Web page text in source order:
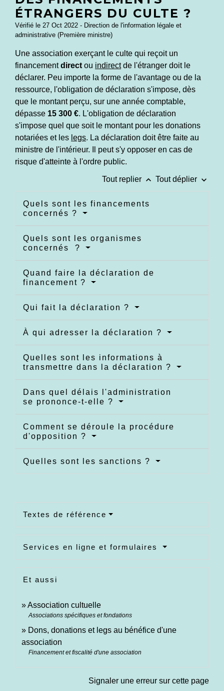
ÉTRANGERS DU CULTE ?
Vérifié le 27 Oct 2022 - Direction de l'information légale et
administrative (Première ministre)
Une association exerçant le culte qui reçoit un
financementdirect ou indirectde l'étranger doit le
déclarer. Peu importe la forme de l'avantage ou de la
ressource, l'obligation de déclaration s'impose, dès
que le montant perçu, sur une année comptable,
dépasse 15 300 €. L'obligation de déclaration
s'impose quel que soit le montant pour les donations
notariées et les legs. La déclaration doit être faite au
ministre de l'intérieur. Il peut s'y opposer en cas de
risque d'atteinte à l'ordre public.
Tout replier keyboard_arrow_up Tout déplier keyboard_arrow_down
Quels sont les financements
concernés ?
Quels sont les organismes
concernés ?
Quand faire la déclaration de
financement ?
Qui fait la déclaration ?
À qui adresser la déclaration ?
Quelles sont les informations à
transmettre dans la déclaration ?
Dans quel délais l'administration
se prononce-t-elle ?
Comment se déroule la procédure
d'opposition ?
Quelles sont les sanctions ?
Textes de référence
Services en ligne et formulaires
Et aussi
Association cultuelle
Associations spécifiques et fondations
Dons, donations et legs au bénéfice d'une
association
Financement et fiscalité d'une association
Signaler une erreur sur cette page